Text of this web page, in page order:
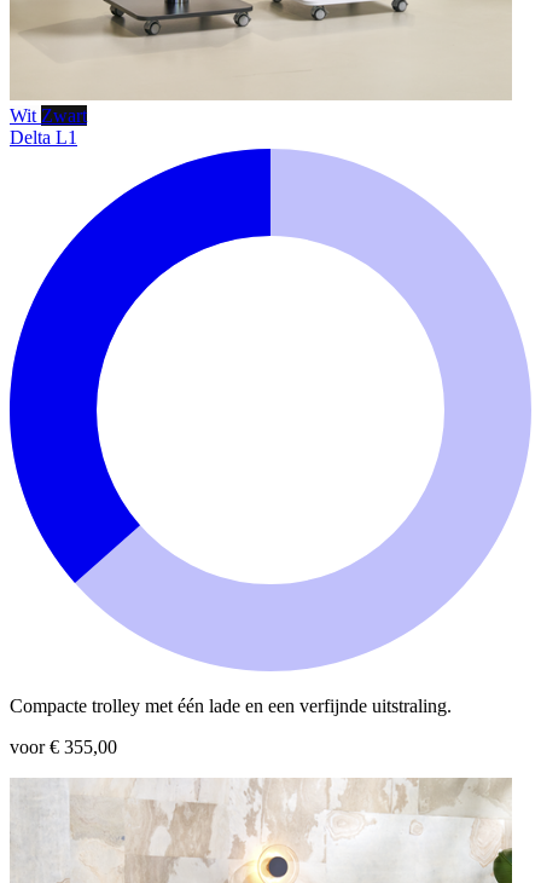
Wit Zwart
Delta L1
Compacte trolley met één lade en een verfijnde uitstraling.
voor € 355,00